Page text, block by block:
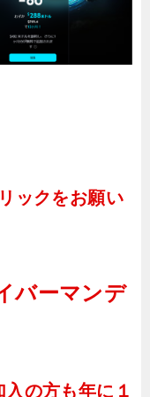
ックをお願い
バーマンデ
の方も年に１